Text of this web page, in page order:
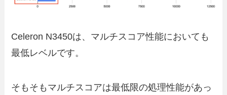
Celeron N3450は、マルチスコア性能においても
最低レベルです。
そもそもマルチスコアは最低限の処理性能があっ